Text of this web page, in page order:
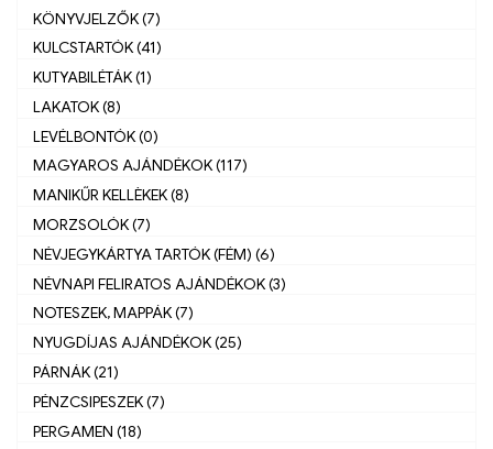
KÖNYVJELZŐK (7)
KULCSTARTÓK (41)
KUTYABILÉTÁK (1)
LAKATOK (8)
LEVÉLBONTÓK (0)
MAGYAROS AJÁNDÉKOK (117)
MANIKŰR KELLÈKEK (8)
MORZSOLÓK (7)
NÉVJEGYKÁRTYA TARTÓK (FÉM) (6)
NÉVNAPI FELIRATOS AJÁNDÉKOK (3)
NOTESZEK, MAPPÁK (7)
NYUGDÍJAS AJÁNDÉKOK (25)
PÁRNÁK (21)
PÉNZCSIPESZEK (7)
PERGAMEN (18)